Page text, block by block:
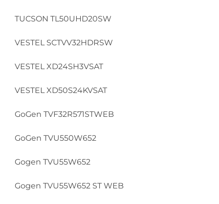
TUCSON TL50UHD20SW
VESTEL SCTVV32HDRSW
VESTEL XD24SH3VSAT
VESTEL XD50S24KVSAT
GoGen TVF32R571STWEB
GoGen TVU550W652
Gogen TVU55W652
Gogen TVU55W652 ST WEB